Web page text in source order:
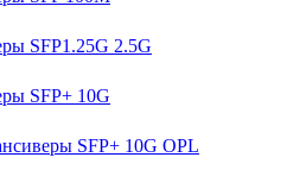
SFP1.25G 2.5G
SFP+ 10G
SFP+ 10G OPL